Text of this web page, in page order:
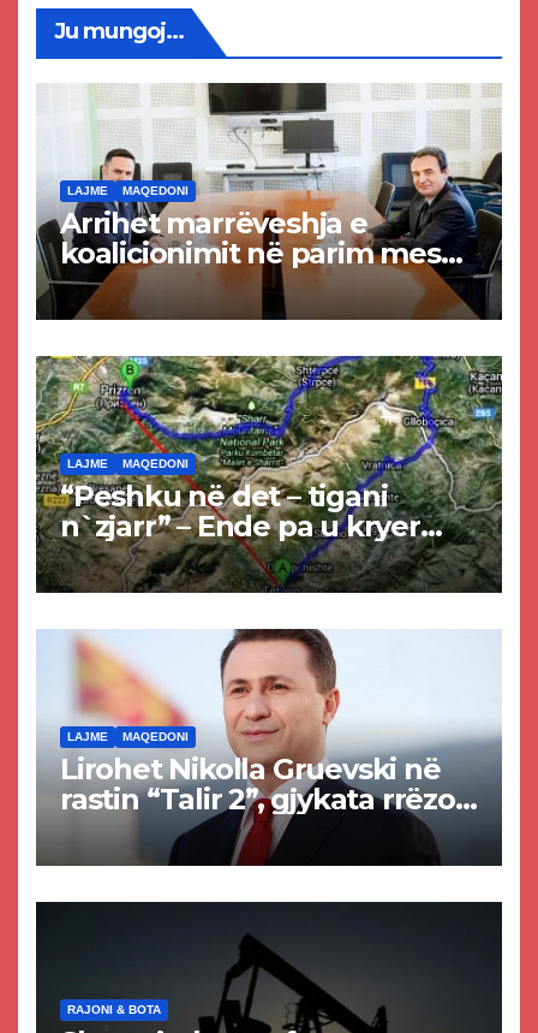
Ju mungoj...
LAJME MAQEDONI
Arrihet marrëveshja e
koalicionimit në parim mes
Kurtit dhe Abdixhikut
LAJME MAQEDONI
“Peshku në det – tigani
n`zjarr” – Ende pa u kryer
projekti i tunelit, komuna e
Tetovës nis punimet për
LAJME MAQEDONI
Lirohet Nikolla Gruevski në
rastin “Talir 2”, gjykata rrëzon
akuzat për ndërtimin e
paligjshëm të selisë së
RAJONI & BOTA